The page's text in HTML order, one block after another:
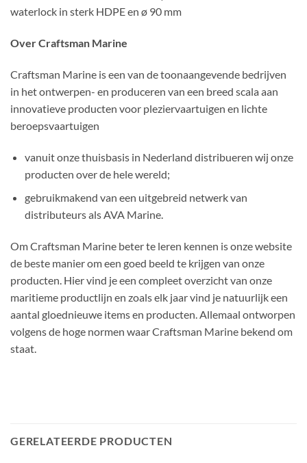
Over Craftsman Marine
Craftsman Marine is een van de toonaangevende bedrijven
in het ontwerpen- en produceren van een breed scala aan
innovatieve producten voor pleziervaartuigen en lichte
beroepsvaartuigen
vanuit onze thuisbasis in Nederland distribueren wij onze
producten over de hele wereld;
gebruikmakend van een uitgebreid netwerk van
distributeurs als AVA Marine.
Om Craftsman Marine beter te leren kennen is onze website
de beste manier om een ​​goed beeld te krijgen van onze
producten. Hier vind je een compleet overzicht van onze
maritieme productlijn en zoals elk jaar vind je natuurlijk een
aantal gloednieuwe items en producten. Allemaal ontworpen
volgens de hoge normen waar Craftsman Marine bekend om
staat.
GERELATEERDE PRODUCTEN